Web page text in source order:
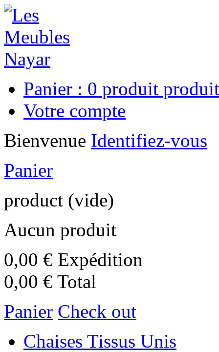
Panier : 0 produit
Votre compte
Bienvenue Identifiez-vous
Panier
product (vide)
Aucun produit
0,00 € Expédition
0,00 € Total
Panier Check out
Chaises Tissus Unis